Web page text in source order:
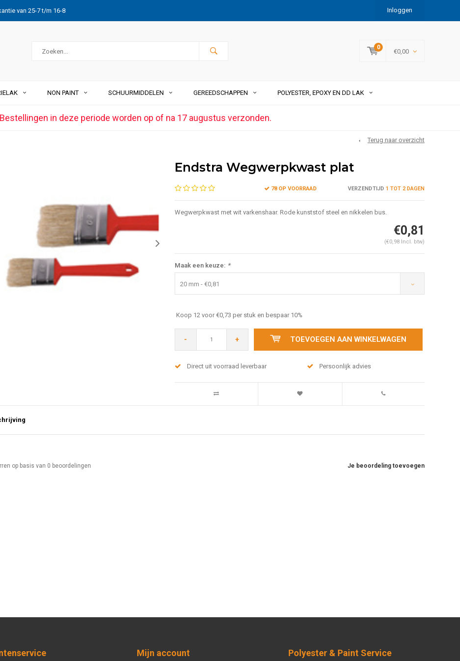
van 25-7 t/m 16-8 Inloggen
0
€0,00
NON PAINT SCHUURMIDDELEN GEREEDSCHAPPEN POLYESTER, EPOXY EN DD LAK
Bestellingen in deze periode worden op of na 17 augustus verzonden.
Terug naar overzicht
Endstra Wegwerpkwast plat
78 OP VOORRAAD VERZENDTIJD 1 TOT 2 DAGEN
Wegwerpkwast met wit varkenshaar. Rode kunststof steel en nikkelen bus.
€0,81
(€0,98 Incl. btw)
Maak een keuze: *
20 mm - €0,81
Koop 12 voor €0,73 per stuk en bespaar 10%
- + TOEVOEGEN AAN WINKELWAGEN
Direct uit voorraad leverbaar Persoonlijk advies
Je beoordeling toevoegen
op basis van 0 beoordelingen
Mijn account Polyester & Paint Service